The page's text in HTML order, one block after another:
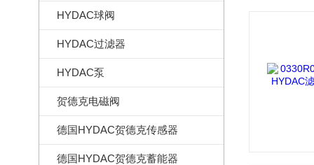
HYDAC球阀
HYDAC过滤器
HYDAC泵
贺德克电磁阀
德国HYDAC贺德克传感器
德国HYDAC贺德克蓄能器